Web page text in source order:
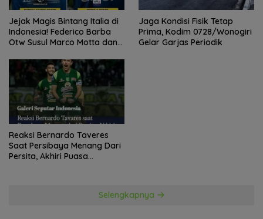
Jejak Magis Bintang Italia di
Indonesia! Federico Barba
Otw Susul Marco Motta dan
Trofi?
Jaga Kondisi Fisik Tetap
Prima, Kodim 0728/Wonogiri
Gelar Garjas Periodik
Reaksi Bernardo Taveres
Saat Persibaya Menang Dari
Persita, Akhiri Puasa
Selengkapnya